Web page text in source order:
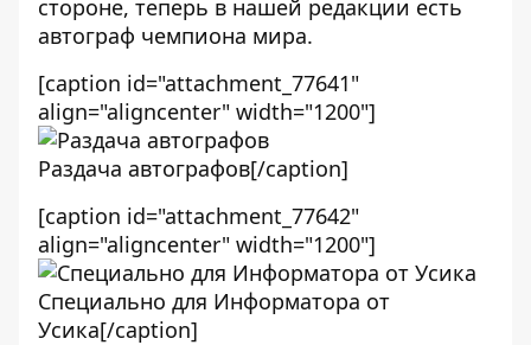
стороне, теперь в нашей редакции есть
автограф чемпиона мира.
[caption id="attachment_77641"
align="aligncenter" width="1200"]
Раздача автографов[/caption]
[caption id="attachment_77642"
align="aligncenter" width="1200"]
Специально для Информатора от
Усика[/caption]